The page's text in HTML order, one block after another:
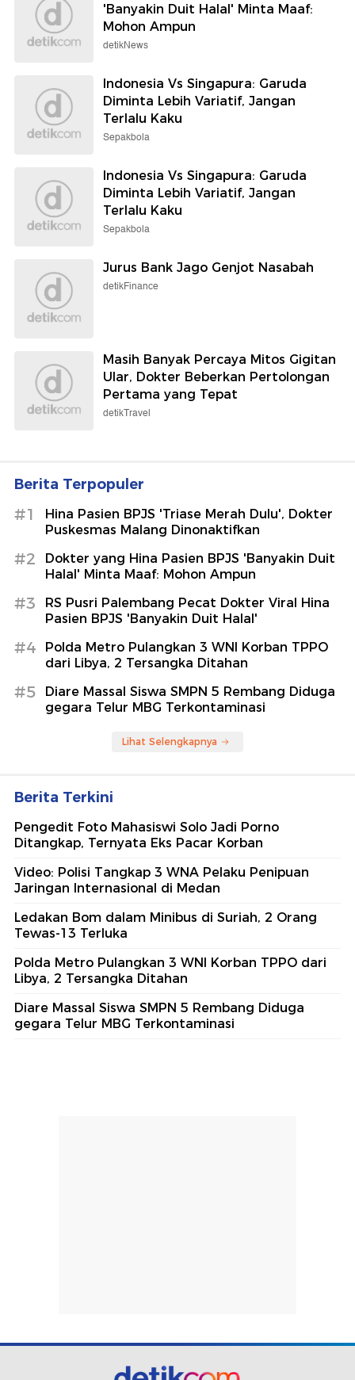
'Banyakin Duit Halal' Minta Maaf:
Mohon Ampun
detikNews
Indonesia Vs Singapura: Garuda
Diminta Lebih Variatif, Jangan
Terlalu Kaku
Sepakbola
Indonesia Vs Singapura: Garuda
Diminta Lebih Variatif, Jangan
Terlalu Kaku
Sepakbola
Jurus Bank Jago Genjot Nasabah
detikFinance
Masih Banyak Percaya Mitos Gigitan
Ular, Dokter Beberkan Pertolongan
Pertama yang Tepat
detikTravel
Berita Terpopuler
#1
Hina Pasien BPJS 'Triase Merah Dulu', Dokter
Puskesmas Malang Dinonaktifkan
#2
Dokter yang Hina Pasien BPJS 'Banyakin Duit
Halal' Minta Maaf: Mohon Ampun
#3
RS Pusri Palembang Pecat Dokter Viral Hina
Pasien BPJS 'Banyakin Duit Halal'
#4
Polda Metro Pulangkan 3 WNI Korban TPPO
dari Libya, 2 Tersangka Ditahan
#5
Diare Massal Siswa SMPN 5 Rembang Diduga
gegara Telur MBG Terkontaminasi
Lihat Selengkapnya
Berita Terkini
Pengedit Foto Mahasiswi Solo Jadi Porno
Ditangkap, Ternyata Eks Pacar Korban
Video: Polisi Tangkap 3 WNA Pelaku Penipuan
Jaringan Internasional di Medan
Ledakan Bom dalam Minibus di Suriah, 2 Orang
Tewas-13 Terluka
Polda Metro Pulangkan 3 WNI Korban TPPO dari
Libya, 2 Tersangka Ditahan
Diare Massal Siswa SMPN 5 Rembang Diduga
gegara Telur MBG Terkontaminasi